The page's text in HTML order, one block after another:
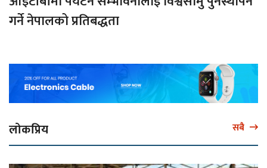
गर्ने नेपालको प्रतिबद्धता
लोकप्रिय सबै